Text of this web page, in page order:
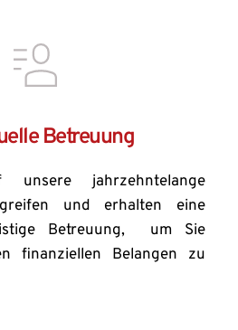
Betreuung
jahrzehntelange
und erhalten eine
Betreuung,  um Sie
finanziellen Belangen zu